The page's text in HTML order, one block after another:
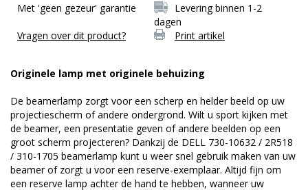
Met 'geen gezeur' garantie
Levering binnen 1-2
dagen
Vragen over dit product?
Print artikel
Originele lamp met originele behuizing
De beamerlamp zorgt voor een scherp en helder beeld op uw
projectiescherm of andere ondergrond. Wilt u sport kijken met
de beamer, een presentatie geven of andere beelden op een
groot scherm projecteren? Dankzij de DELL 730-10632 / 2R518
/ 310-1705 beamerlamp kunt u weer snel gebruik maken van uw
beamer of zorgt u voor een reserve-exemplaar. Altijd fijn om
een reserve lamp achter de hand te hebben, wanneer uw